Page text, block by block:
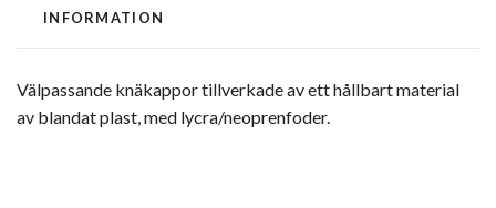
INFORMATION
Välpassande knäkappor tillverkade av ett hållbart material
av blandat plast, med lycra/neoprenfoder.